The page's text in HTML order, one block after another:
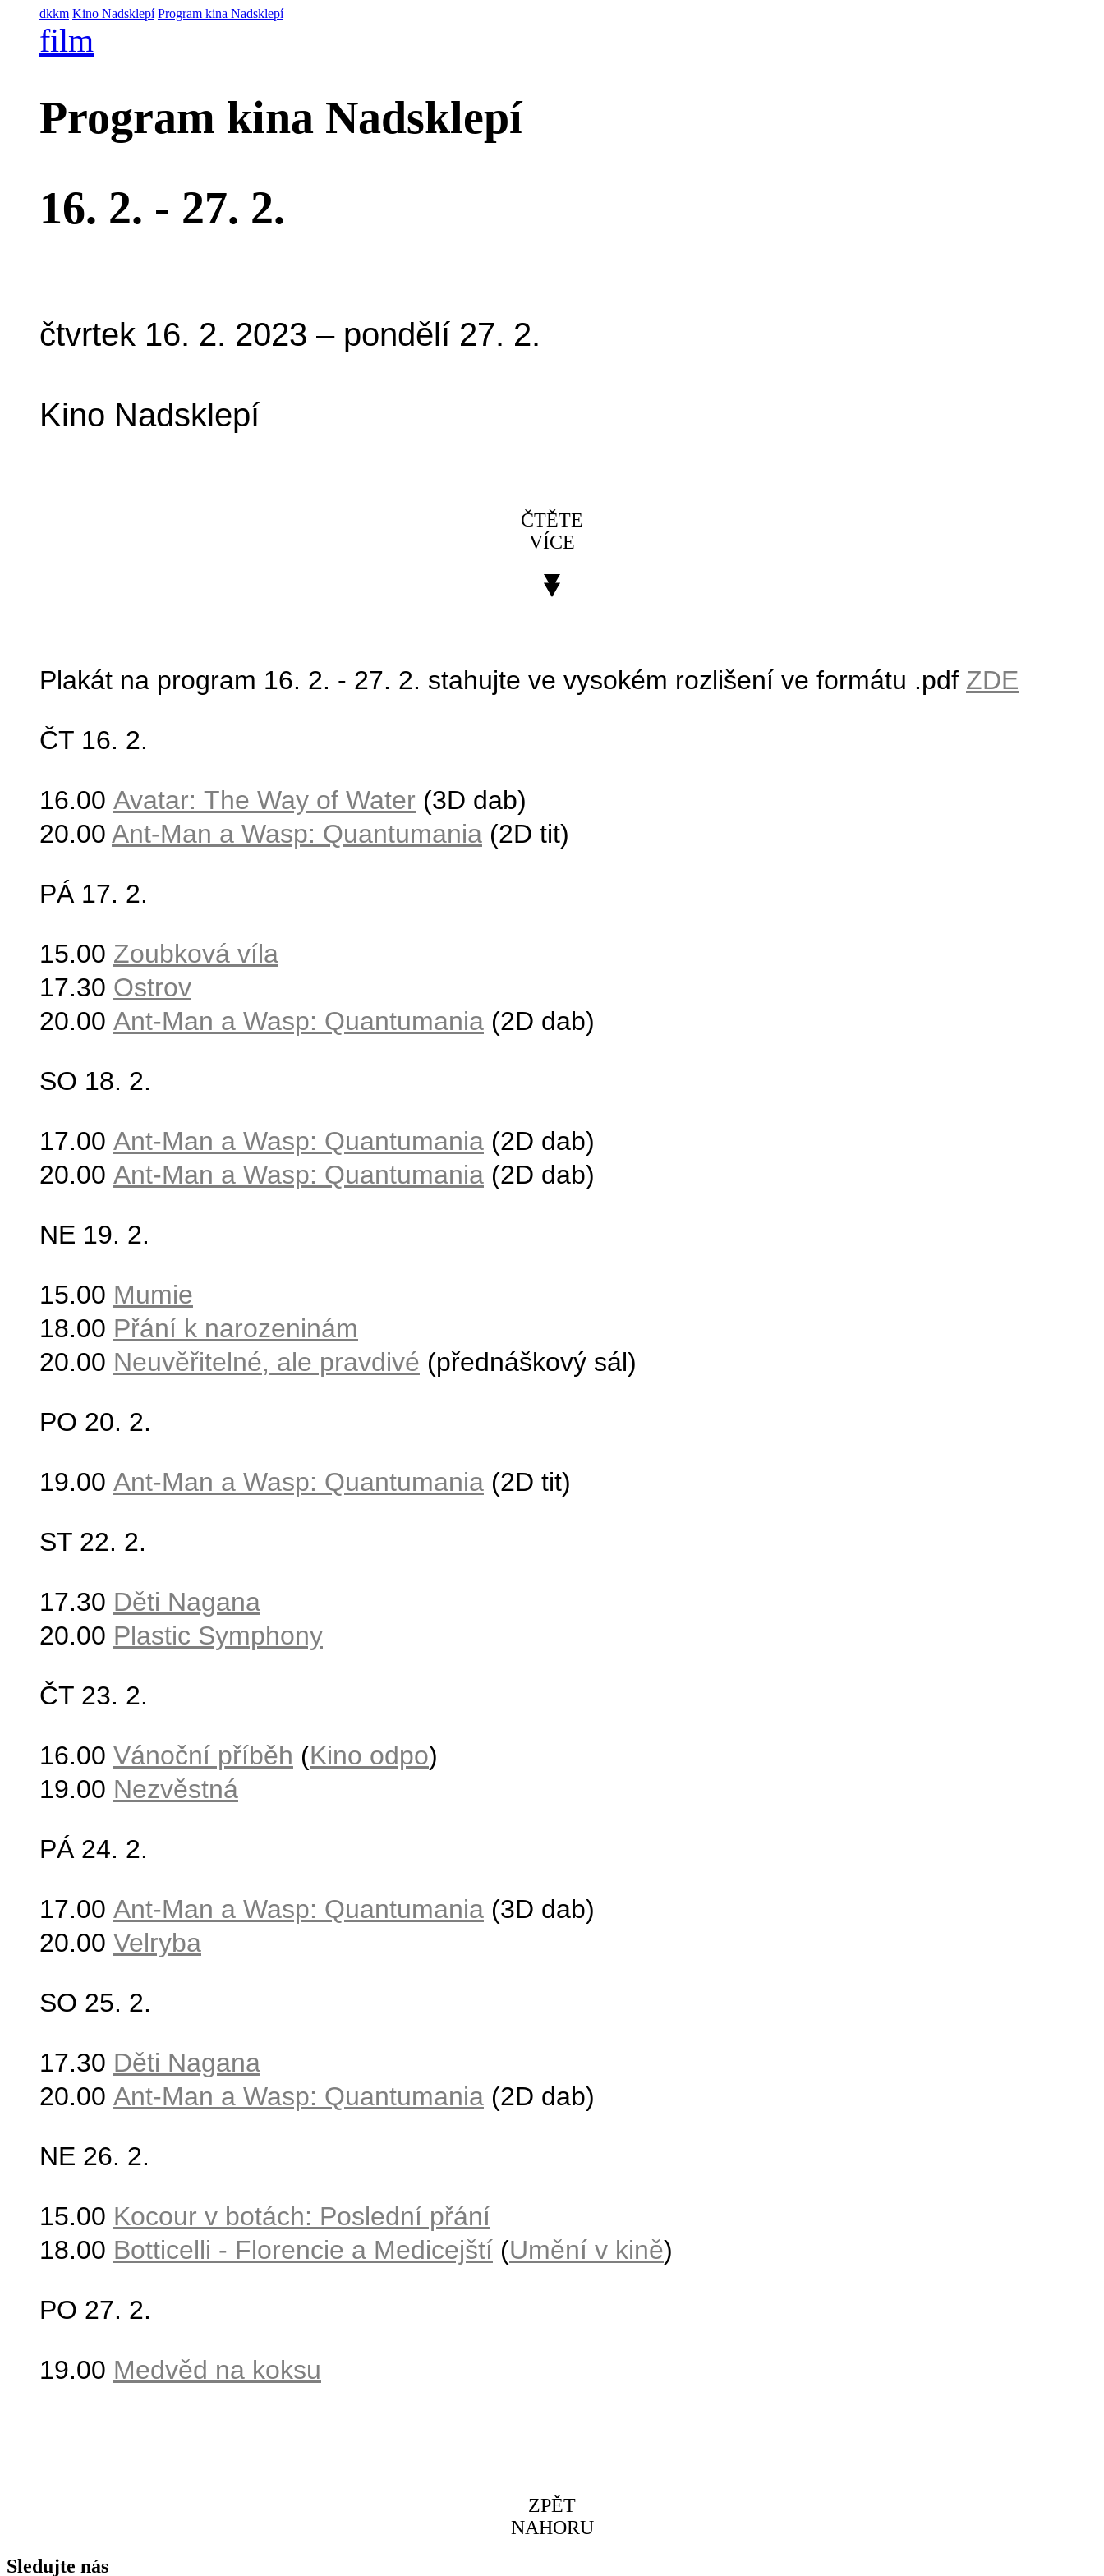
dkkm Kino Nadsklepí Program kina Nadsklepí
film
Program kina Nadsklepí
16. 2. - 27. 2.
čtvrtek 16. 2. 2023 – pondělí 27. 2.
Kino Nadsklepí
ČTĚTE
VÍCE
Plakát na program 16. 2. - 27. 2. stahujte ve vysokém rozlišení ve formátu .pdf ZDE
ČT 16. 2.
16.00 Avatar: The Way of Water (3D dab)
20.00 Ant-Man a Wasp: Quantumania (2D tit)
PÁ 17. 2.
15.00 Zoubková víla
17.30 Ostrov
20.00 Ant-Man a Wasp: Quantumania (2D dab)
SO 18. 2.
17.00 Ant-Man a Wasp: Quantumania (2D dab)
20.00 Ant-Man a Wasp: Quantumania (2D dab)
NE 19. 2.
15.00 Mumie
18.00 Přání k narozeninám
20.00 Neuvěřitelné, ale pravdivé (přednáškový sál)
PO 20. 2.
19.00 Ant-Man a Wasp: Quantumania (2D tit)
ST 22. 2.
17.30 Děti Nagana
20.00 Plastic Symphony
ČT 23. 2.
16.00 Vánoční příběh (Kino odpo)
19.00 Nezvěstná
PÁ 24. 2.
17.00 Ant-Man a Wasp: Quantumania (3D dab)
20.00 Velryba
SO 25. 2.
17.30 Děti Nagana
20.00 Ant-Man a Wasp: Quantumania (2D dab)
NE 26. 2.
15.00 Kocour v botách: Poslední přání
18.00 Botticelli - Florencie a Medicejští (Umění v kině)
PO 27. 2.
19.00 Medvěd na koksu
ZPĚT
NAHORU
Sledujte nás